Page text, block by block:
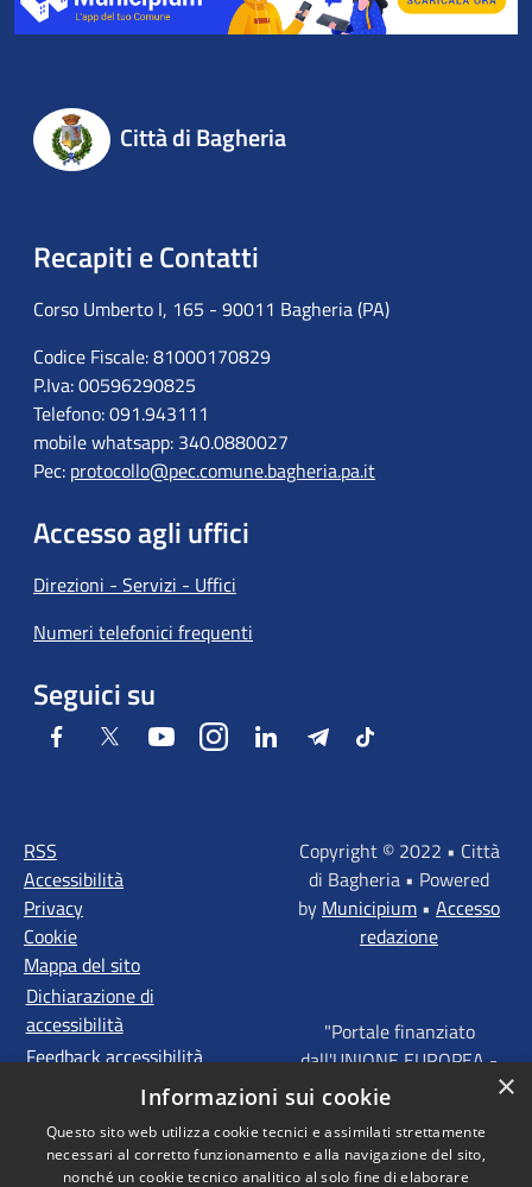
Città di Bagheria
Recapiti e Contatti
Corso Umberto I, 165 - 90011 Bagheria (PA)
Codice Fiscale: 81000170829
P.Iva: 00596290825
Telefono: 091.943111
mobile whatsapp: 340.0880027
Pec: protocollo@pec.comune.bagheria.pa.it
Accesso agli uffici
Direzioni - Servizi - Uffici
Numeri telefonici frequenti
Seguici su
Facebook Twitter YoutubeInstagramLinkedIn TelegramTiktok
RSS
Accessibilità
Privacy
Cookie
Mappa del sito
Dichiarazione di
accessibilità
Feedback accessibilità
Copyright © 2022 • Città
di Bagheria • Powered
by Municipium • Accesso
redazione
"Portale finanziato
dall'UNIONE EUROPEA -
FONDI STRUTTURALI
EUROPEI - Programma
Operativo FESR Sicilia
×
Informazioni sui cookie
Questo sito web utilizza cookie tecnici e assimilati strettamente
necessari al corretto funzionamento e alla navigazione del sito,
nonché un cookie tecnico analitico al solo fine di elaborare